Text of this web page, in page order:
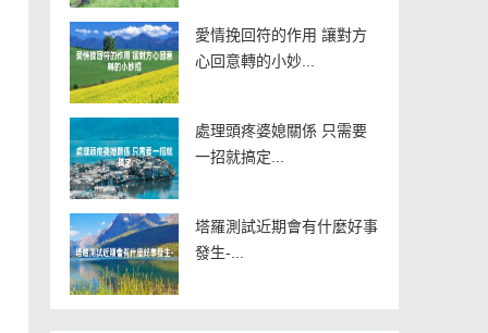
愛情挽回符的作用 讓對方
心回意轉的小妙...
處理頭疼婆媳關係 只需要
一招就搞定...
塔羅測試近期會有什麼好事
發生-...